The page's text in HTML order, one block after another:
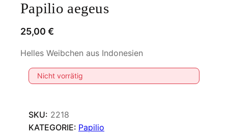
Papilio aegeus
25,00 €
Helles Weibchen aus Indonesien
Nicht vorrätig
SKU: 2218
KATEGORIE: Papilio